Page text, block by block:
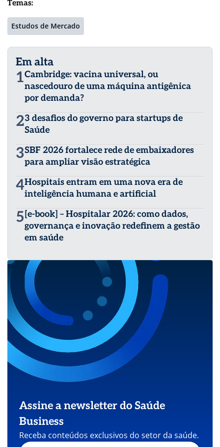
Temas:
Estudos de Mercado
Em alta
1Cambridge: vacina universal, ou
nascedouro de uma máquina antigênica
por demanda?
23 desafios do governo para startups de
Saúde
3SBF 2026 fortalece rede de embaixadores
para ampliar visão estratégica
4Hospitais entram em uma nova era de
inteligência humana e artificial
5 [e-book] – Hospitalar 2026: como dados,
governança e inovação redefinem a gestão
em saúde
Assine a newsletter do Saúde
Business
Receba conteúdos exclusivos do setor da saúde.